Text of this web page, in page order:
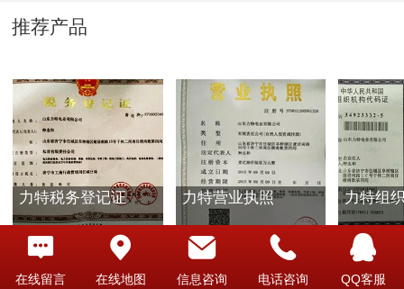
推荐产品
力特税务登记证 力特营业执照 力特组
在线留言 在线地图 信息咨询 电话咨询 QQ客服